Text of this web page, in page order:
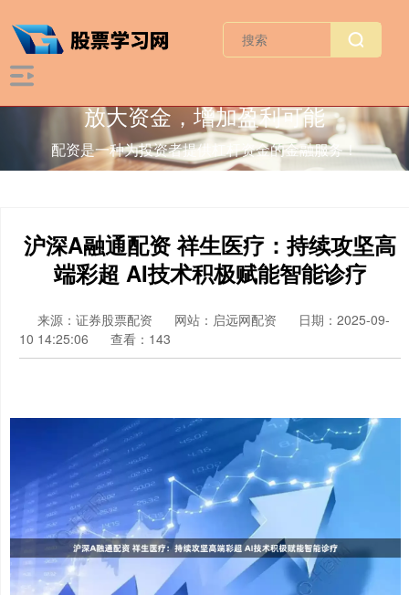
放大资金，增加盈利可能
配资是一种为投资者提供杠杆资金的金融服务！
沪深A融通配资 祥生医疗：持续攻坚高
端彩超 AI技术积极赋能智能诊疗
来源：证券股票配资 网站：启远网配资
日期：2025-09-
10 14:25:06
查看：143